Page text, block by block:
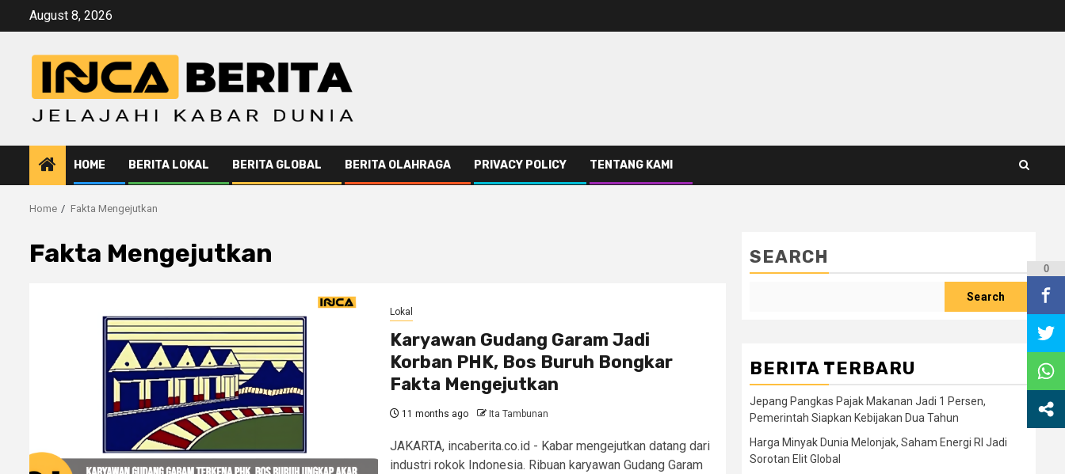
August 8, 2026
HOME BERITA LOKAL BERITA GLOBAL BERITA OLAHRAGA PRIVACY POLICY TENTANG KAMI
Home Fakta Mengejutkan
Fakta Mengejutkan
Lokal
Karyawan Gudang Garam Jadi
Korban PHK, Bos Buruh Bongkar
Fakta Mengejutkan
11 months ago Ita Tambunan
JAKARTA, incaberita.co.id - Kabar mengejutkan datang dari
industri rokok Indonesia. Ribuan karyawan Gudang Garam
SEARCH
Search
BERITA TERBARU
Jepang Pangkas Pajak Makanan Jadi 1 Persen,
Pemerintah Siapkan Kebijakan Dua Tahun
Harga Minyak Dunia Melonjak, Saham Energi RI Jadi
Sorotan Elit Global
0